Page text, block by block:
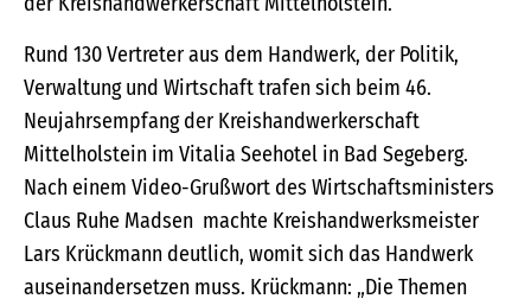
Rund 130 Vertreter aus dem Handwerk, der Politik,
Verwaltung und Wirtschaft trafen sich beim 46.
Neujahrsempfang der Kreishandwerkerschaft
Mittelholstein im Vitalia Seehotel in Bad Segeberg.
Nach einem Video-Grußwort des Wirtschaftsministers
Claus Ruhe Madsen machte Kreishandwerksmeister
Lars Krückmann deutlich, womit sich das Handwerk
auseinandersetzen muss. Krückmann: „Die Themen